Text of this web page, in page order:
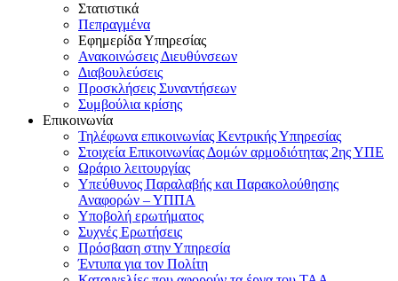
Στατιστικά
Πεπραγμένα
Εφημερίδα Υπηρεσίας
Ανακοινώσεις Διευθύνσεων
Διαβουλεύσεις
Προσκλήσεις Συναντήσεων
Συμβούλια κρίσης
Επικοινωνία
Τηλέφωνα επικοινωνίας Κεντρικής Υπηρεσίας
Στοιχεία Επικοινωνίας Δομών αρμοδιότητας 2ης ΥΠΕ
Ωράριο λειτουργίας
Υπεύθυνος Παραλαβής και Παρακολούθησης
Αναφορών – ΥΠΠΑ
Υποβολή ερωτήματος
Συχνές Ερωτήσεις
Πρόσβαση στην Υπηρεσία
Έντυπα για τον Πολίτη